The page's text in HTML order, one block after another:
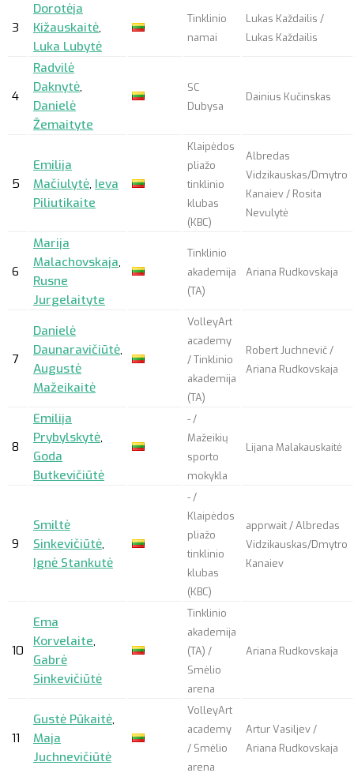
3
Dorotėja
Kižauskaitė,
Luka Lubytė
Tinklinio
namai
Lukas Každailis /
Lukas Každailis
4
Radvilė
Daknytė,
Danielė
Žemaityte
SC
Dubysa
Dainius Kučinskas
5
Emilija
Mačiulytė, Ieva
Piliutikaite
Klaipėdos
pliažo
tinklinio
klubas
(KBC)
Albredas
Vidzikauskas/Dmytro
Kanaiev / Rosita
Nevulytė
6
Marija
Malachovskaja,
Rusne
Jurgelaityte
Tinklinio
akademija
(TA)
Ariana Rudkovskaja
7
Danielė
Daunaravičiūtė,
Augustė
Mažeikaitė
VolleyArt
academy
/ Tinklinio
akademija
(TA)
Robert Juchnevič /
Ariana Rudkovskaja
8
Emilija
Prybylskytė,
Goda
Butkevičiūtė
- /
Mažeikių
sporto
mokykla
Lijana Malakauskaitė
9
Smiltė
Sinkevičiūtė,
Ignė Stankutė
- /
Klaipėdos
pliažo
tinklinio
klubas
(KBC)
apprwait/ Albredas
Vidzikauskas/Dmytro
Kanaiev
10
Ema
Korvelaite,
Gabrė
Sinkevičiūtė
Tinklinio
akademija
(TA) /
Smėlio
arena
Ariana Rudkovskaja
11
Gustė Pūkaitė,
Maja
Juchnevičiūtė
VolleyArt
academy
/ Smėlio
arena
Artur Vasiljev /
Ariana Rudkovskaja